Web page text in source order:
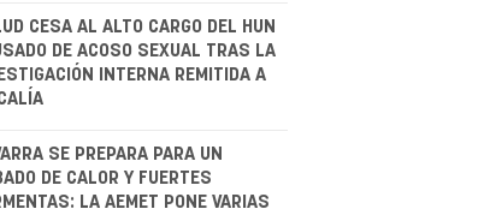
CESA AL ALTO CARGO DEL HUN
DE ACOSO SEXUAL TRAS LA
INTERNA REMITIDA A
SE PREPARA PARA UN
DE CALOR Y FUERTES
LA AEMET PONE VARIAS